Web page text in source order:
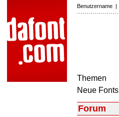
Benutzername |
Themen
Neue Fonts
Forum